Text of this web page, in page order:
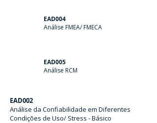
EAD004
Análise FMEA/ FMECA
EAD005
Análise RCM
EAD002
Análise da Confiabilidade em Diferentes
Condições de Uso/ Stress - Básico